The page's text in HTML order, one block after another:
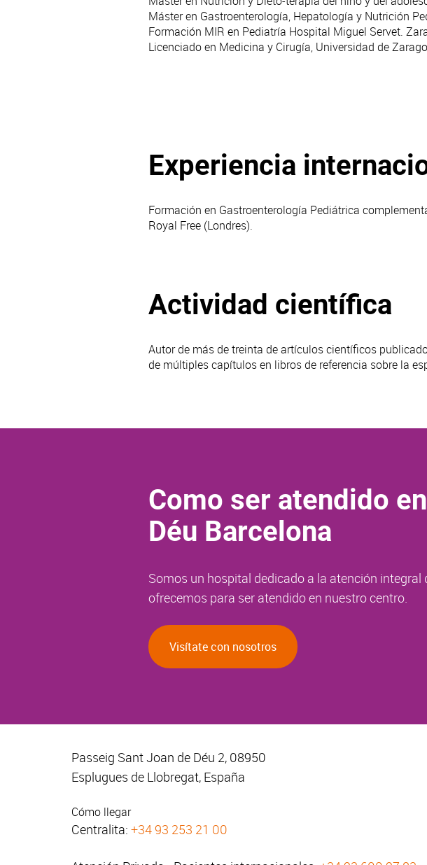
Máster en Gastroenterología, Hepatología y Nutrición
Formación MIR en Pediatría Hospital Miguel Servet.
Licenciado en Medicina y Cirugía, Universidad de
Experiencia
Formación en Gastroenterología Pediátrica
Royal Free (Londres).
Actividad científica
Autor de más de treinta de artículos científicos
de múltiples capítulos en libros de referencia sobre la
Como ser atendido
Déu Barcelona
Somos un hospital dedicado a la atención
ofrecemos para ser atendido en nuestro centro.
Visítate con nosotros
Passeig Sant Joan de Déu 2, 08950
Esplugues de Llobregat, España
Cómo llegar
Centralita: +34 93 253 21 00